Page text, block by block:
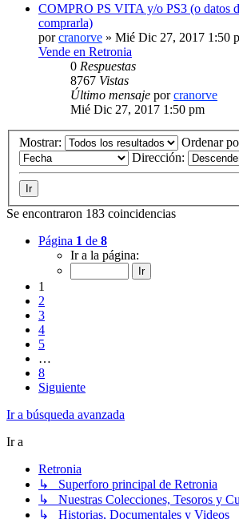
COMPRO PS VITA y/o PS3 (o datos
comprarla)
porcranorve » Mié Dic 27, 2017 1:50
Vende en Retronia
0 Respuestas
8767 Vistas
Último mensaje porcranorve
Mié Dic 27, 2017 1:50 pm
Mostrar:
Ordenar
Dirección:
Se encontraron 183 coincidencias
Página 1 de 8
Ir a la página:
1
2
3
4
5
…
8
Siguiente
Ir a búsqueda avanzada
Ir a
Retronia
↳ Superforo principal de Retronia
↳ Nuestras Colecciones, Tesoros y
↳ Historias, Documentales y Videos